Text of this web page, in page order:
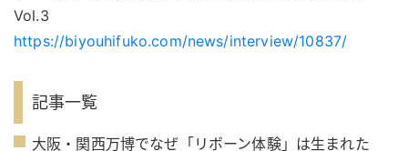
Vol.3
https://biyouhifuko.com/news/interview/10837/
記事一覧
大阪・関西万博でなぜ「リボーン体験」は生まれた